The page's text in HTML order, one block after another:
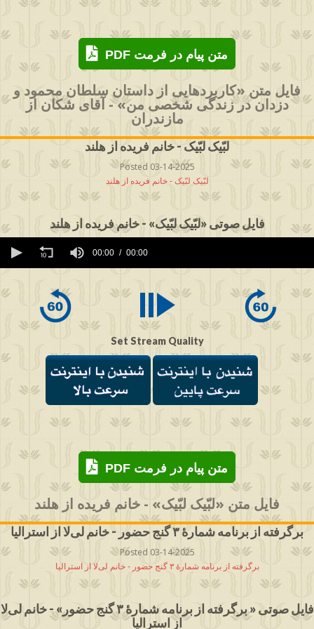
PDF متن پیام در فرمت
فایل متن «کاربردهایی از داستان سلطان محمود و
دزدان در زندگی شخصی من» - آقای شکان از
مازندران
لبّیک لبّیک - خانم فریده از هلند
Posted 03-14-2025
لبّیک لبّیک - خانم فریده از هلند
فایل صوتی «لبّیک لبّیک» - خانم فریده از هلند
seconds
seconds
00:00 00:00
Set Stream Quality
PDF متن پیام در فرمت
فایل متن «لبّیک لبّیک» - خانم فریده از هلند
برگرفته از برنامه شمارۀ ۳ گنج حضور - خانم لی‌لا از استرالیا
Posted 03-14-2025
برگرفته از برنامه شمارۀ ۳ گنج حضور - خانم لی‌لا از استرالیا
فایل صوتی « برگرفته از برنامه شمارۀ ۳ گنج حضور» - خانم لی‌لا
از استرالیا